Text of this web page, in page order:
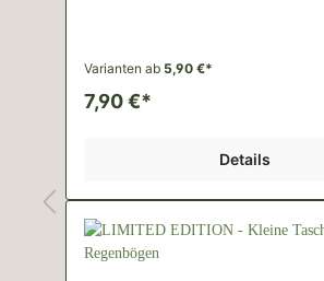
Varianten ab 5,90 €*
7,90 €*
Details